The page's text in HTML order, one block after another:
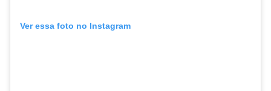
Ver essa foto no Instagram